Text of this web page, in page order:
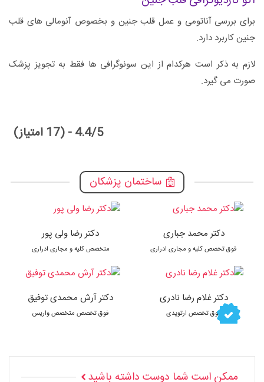
برای بررسی آناتومی و عمل قلب جنین و بخصوص آنومالی های قلب
جنین کاربرد دارد.
لازم به ذکر است هرکدام از این سونوگرافی ها فقط به تجویز پزشک
صورت می گیرد.
4.4/5 - (17 امتیاز)
ساختمان پزشکان
دکتر محمد جباری
فوق تخصص کلیه و مجاری ادراری
دکتر غلام رضا نادری
فوق تخصص ارتوپدی
دکتر رضا ولی پور
متخصص کلیه و مجاری ادراری
دکتر آرش محمدی توفیق
فوق تخصص متخصص واریس
ممکن است شما دوست داشته باشید